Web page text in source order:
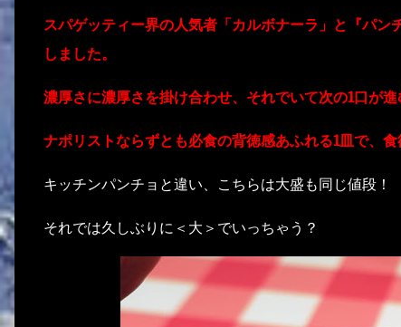
スパゲッティー界の人気者「カルボナーラ」と『パ
しました。
濃厚さに濃厚さを掛け合わせ、それでいて次の1口が進
ナポリストならずとも必食の背徳感あふれる1皿で、食
キッチンパンチョと違い、こちらは大盛も同じ値段！
それでは久しぶりに＜大＞でいっちゃう？